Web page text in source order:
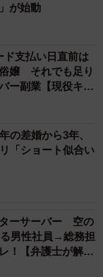
が始動
支払い日直前は
嬢 それでも足り
ー副業【現役キャ
の差婚から3年、
「ショート似合い
ーサーバー 空の
男性社員→総務担
！【弁護士が解